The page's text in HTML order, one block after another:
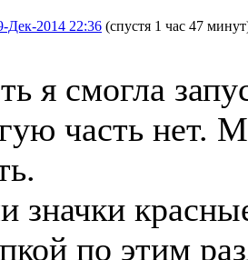
Дек-2014 22:36 (спустя 1 час 47
я смогла
часть нет.
значки
по этим